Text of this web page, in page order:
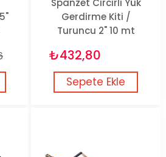
Gerdirme Kiti /
Turuncu 2" 10 mt
₺432,80
Sepete Ekle